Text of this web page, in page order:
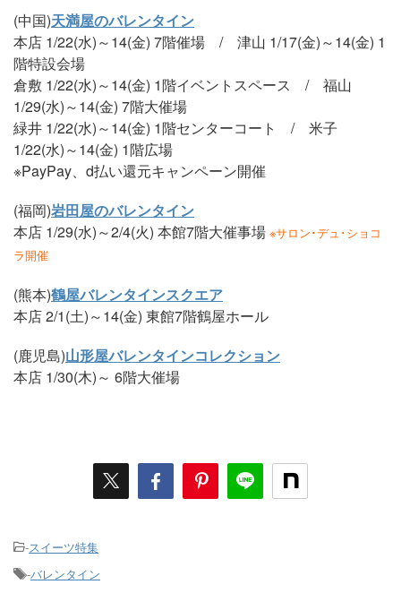
(中国)天満屋のバレンタイン
本店 1/22(水)～14(金) 7階催場 / 津山 1/17(金)～14(金) 1
階特設会場
倉敷 1/22(水)～14(金) 1階イベントスペース / 福山
1/29(水)～14(金) 7階大催場
緑井 1/22(水)～14(金) 1階センターコート / 米子
1/22(水)～14(金) 1階広場
※PayPay、d払い還元キャンペーン開催
(福岡)岩田屋のバレンタイン
本店 1/29(水)～2/4(火) 本館7階大催事場 ※サロン･デュ･ショコ
ラ開催
(熊本)鶴屋バレンタインスクエア
本店 2/1(土)～14(金) 東館7階鶴屋ホール
(鹿児島)山形屋バレンタインコレクション
本店 1/30(木)～ 6階大催場
-スイーツ特集
-バレンタイン